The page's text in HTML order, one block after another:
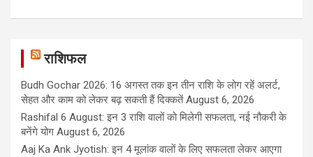
राशिफल
Budh Gochar 2026: 16 अगस्त तक इन तीन राशि के लोग रहें अलर्ट,
सेहत और काम को लेकर बढ़ सकती हैं दिक्कतें August 6, 2026
Rashifal 6 August: इन 3 राशि वालों को मिलेगी सफलता, नई नौकरी के
बनेंगे योग August 6, 2026
Aaj Ka Ank Jyotish: इन 4 मूलांक वालों के लिए सफलता लेकर आएगा